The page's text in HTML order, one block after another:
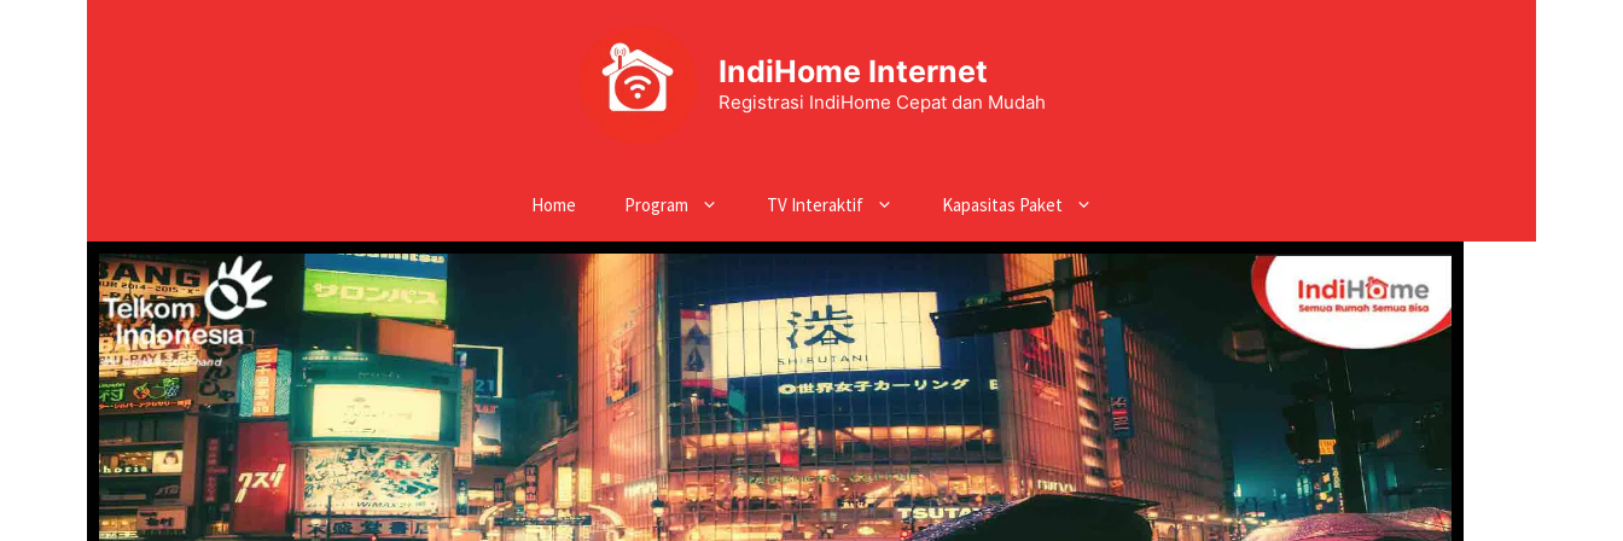
IndiHome Internet
Registrasi IndiHome Cepat dan Mudah
Home Program TV Interaktif Kapasitas Paket